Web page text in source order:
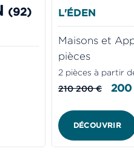
(92) L'ÉDEN
Maisons et
pièces
2 pièces à partir
210 200 €
DÉCOUVRIR